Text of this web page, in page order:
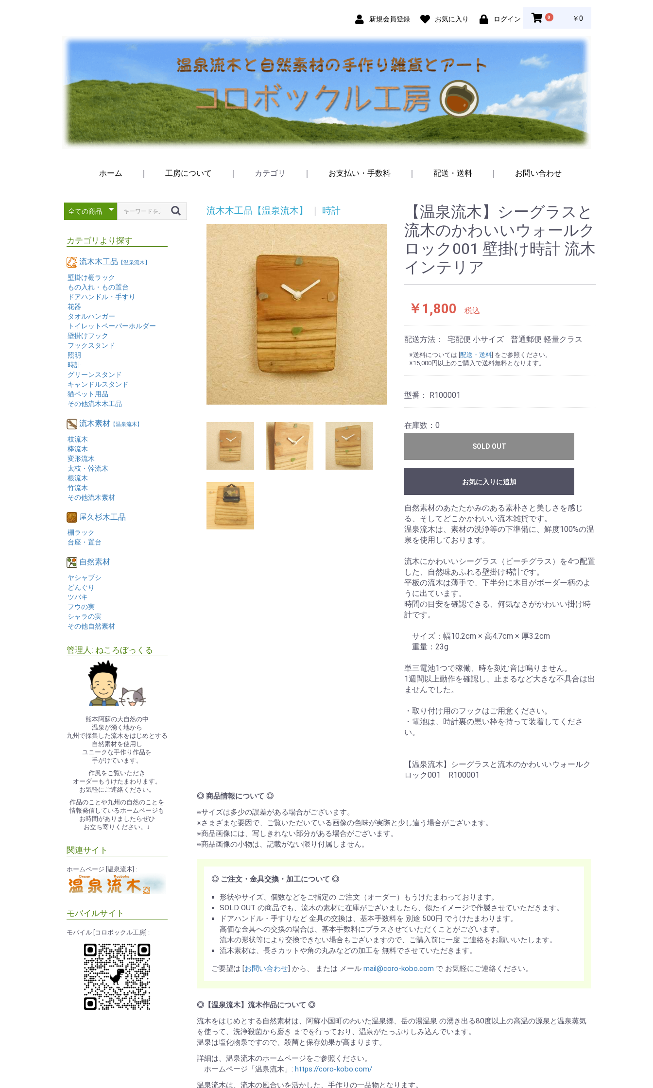
新規会員登録 お気に入り ログイン 0 ￥0
ホーム ｜ 工房について ｜ カテゴリ ｜ お支払い・手数料 ｜ 配送・送料 ｜ お問い合わせ
カテゴリより探す
流木木工品 【温泉流木】
壁掛け棚ラック
もの入れ・もの置台
ドアハンドル・手すり
花器
タオルハンガー
トイレットペーパーホルダー
壁掛けフック
フックスタンド
照明
時計
グリーンスタンド
キャンドルスタンド
猫ペット用品
その他流木木工品
流木素材 【温泉流木】
枝流木
棒流木
変形流木
太枝・幹流木
根流木
竹流木
その他流木素材
屋久杉木工品
棚ラック
台座・置台
自然素材
ヤシャブシ
どんぐり
ツバキ
フウの実
シャラの実
その他自然素材
管理人: ねころぼっくる
熊本阿蘇の大自然の中
温泉が湧く地から
九州で採集した流木をはじめとする
自然素材を使用し
ユニークな手作り作品を
手がけています。
作風をご覧いただき
オーダーもうけたまわります。
お気軽にご連絡ください。
作品のことや九州の自然のことを
情報発信しているホームページも
お時間がありましたらぜひ
お立ち寄りください。↓
関連サイト
ホームページ [温泉流木] :
モバイルサイト
モバイル [コロボックル工房] :
流木木工品【温泉流木】 ｜ 時計
【温泉流木】シーグラスと
流木のかわいいウォールク
ロック001 壁掛け時計 流木
インテリア
￥1,800 税込
配送方法： 宅配便 小サイズ 普通郵便 軽量クラス
※送料については [ 配送・送料] をご参照ください。
※15,000円以上のご購入で送料無料となります。
型番： R100001
在庫数：0
SOLD OUT
お気に入りに追加
自然素材のあたたかみのある素朴さと美しさを感じ
る、そしてどこかかわいい流木雑貨です。
温泉流木は、素材の洗浄等の下準備に、鮮度100%の温
泉を使用しております。
流木にかわいいシーグラス（ビーチグラス）を4つ配置
した、自然味あふれる壁掛け時計です。
平板の流木は薄手で、下半分に木目がボーダー柄のよ
うに出ています。
時間の目安を確認できる、何気なさがかわいい掛け時
計です。
サイズ：幅10.2cm × 高4.7cm × 厚3.2cm
重量：23g
単三電池1つで稼働、時を刻む音は鳴りません。
1週間以上動作を確認し、止まるなど大きな不具合は出
ませんでした。
・取り付け用のフックはご用意ください。
・電池は、時計裏の黒い枠を持って装着してくださ
い。
【温泉流木】シーグラスと流木のかわいいウォールク
ロック001 R100001
◎ 商品情報について ◎
※サイズは多少の誤差がある場合がございます。
※さまざまな要因で、ご覧いただいている画像の色味が実際と少し違う場合がございます。
※商品画像には、写しきれない部分がある場合がございます。
※商品画像の小物は、記載がない限り付属しません。
◎ ご注文・金具交換・加工について ◎
形状やサイズ、個数などをご指定の ご注文（オーダー）もうけたまわっております。
SOLD OUT の商品でも、流木の素材に在庫がございましたら、似たイメージで作製させていただきます。
ドアハンドル・手すりなど 金具の交換は、基本手数料を 別途 500円 でうけたまわります。
高価な金具への交換の場合は、基本手数料にプラスさせていただくことがございます。
流木の形状等により交換できない場合もございますので、ご購入前に一度 ご連絡をお願いいたします。
流木素材は、長さカットや角の丸みなどの加工を 無料でさせていただきます。
ご要望は [お問い合わせ] から、 または メール mail@coro-kobo.com で お気軽にご連絡ください。
◎【温泉流木】流木作品について ◎
流木をはじめとする自然素材は、阿蘇小国町のわいた温泉郷、岳の湯温泉 の湧き出る80度以上の高温の源泉と温泉蒸気
を使って、洗浄殺菌から磨き までを行っており、温泉がたっぷりしみ込んでいます。
温泉は塩化物泉ですので、殺菌と保存効果が高まります。
詳細は、温泉流木のホームページをご参照ください。
ホームページ「温泉流木」: https://coro-kobo.com/
温泉流木は、流木の風合いを活かした、手作りの一品物となります。